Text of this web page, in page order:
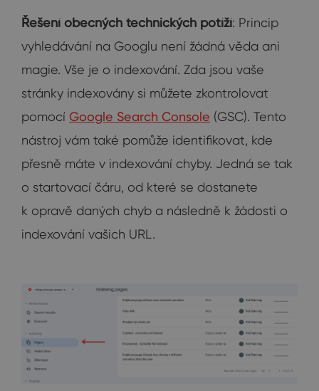
Řešení obecných technických potíží: Princip
vyhledávání na Googlu není žádná věda ani
magie. Vše je o indexování. Zda jsou vaše
stránky indexovány si můžete zkontrolovat
pomocí Google Search Console (GSC). Tento
nástroj vám také pomůže identifikovat, kde
přesně máte v indexování chyby. Jedná se tak
o startovací čáru, od které se dostanete
k opravě daných chyb a následně k žádosti o
indexování vašich URL.